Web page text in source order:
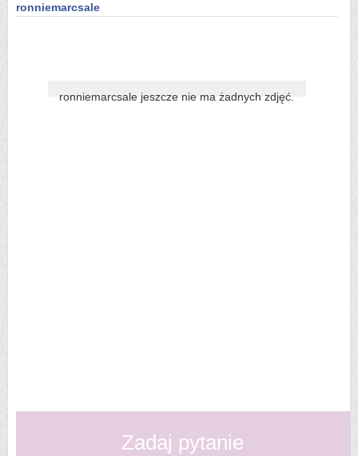
ronniemarcsale
ronniemarcsale jeszcze nie ma żadnych zdjęć.
Zadaj pytanie